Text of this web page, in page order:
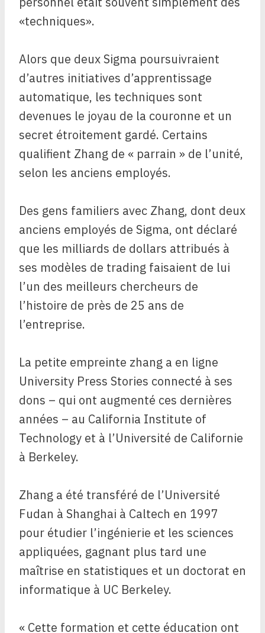
«techniques».
Alors que deux Sigma poursuivraient
d’autres initiatives d’apprentissage
automatique, les techniques sont
devenues le joyau de la couronne et un
secret étroitement gardé. Certains
qualifient Zhang de « parrain » de l’unité,
selon les anciens employés.
Des gens familiers avec Zhang, dont deux
anciens employés de Sigma, ont déclaré
que les milliards de dollars attribués à
ses modèles de trading faisaient de lui
l’un des meilleurs chercheurs de
l’histoire de près de 25 ans de
l’entreprise.
La petite empreinte zhang a en ligne
University Press Stories connecté à ses
dons – qui ont augmenté ces dernières
années – au California Institute of
Technology et à l’Université de Californie
à Berkeley.
Zhang a été transféré de l’Université
Fudan à Shanghai à Caltech en 1997
pour étudier l’ingénierie et les sciences
appliquées, gagnant plus tard une
maîtrise en statistiques et un doctorat en
informatique à UC Berkeley.
« Cette formation et cette éducation ont